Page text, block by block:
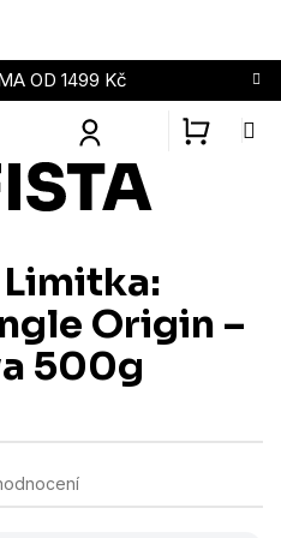
OD 1499 Kč
Origin –
500g